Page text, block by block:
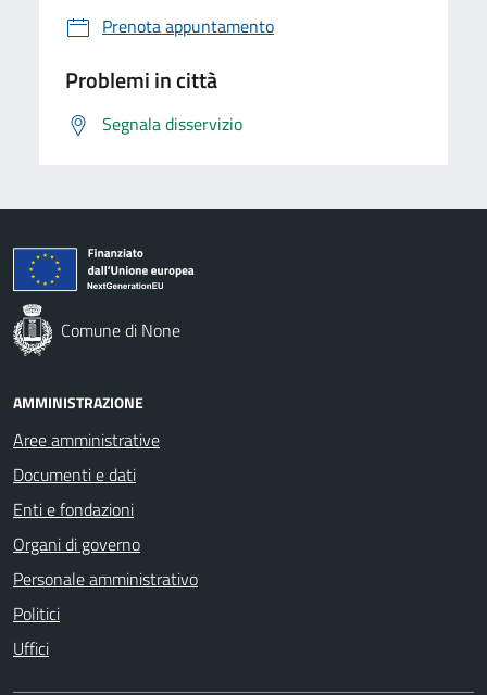
Prenota appuntamento
Problemi in città
Segnala disservizio
Comune di None
AMMINISTRAZIONE
Aree amministrative
Documenti e dati
Enti e fondazioni
Organi di governo
Personale amministrativo
Politici
Uffici